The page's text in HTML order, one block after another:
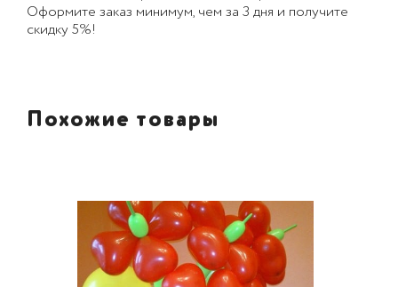
Оформите заказ минимум, чем за 3 дня и получите
скидку 5%!
Похожие товары